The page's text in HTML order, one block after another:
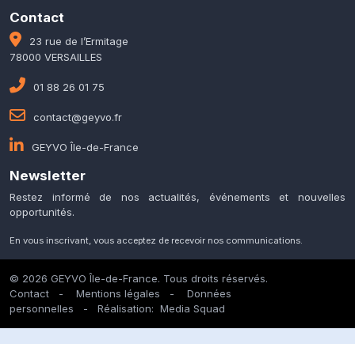
Contact
23 rue de l’Ermitage
78000 VERSAILLES
01 88 26 01 75
contact@geyvo.fr
GEYVO Île-de-France
Newsletter
Restez informé de nos actualités, événements et nouvelles
opportunités.
En vous inscrivant, vous acceptez de recevoir nos communications.
© 2026 GEYVO Île-de-France. Tous droits réservés.
Contact - Mentions légales - Données
personnelles - Réalisation: Media Squad